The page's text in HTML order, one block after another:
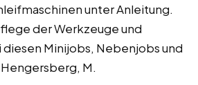
unter Anleitung.
der Werkzeuge und
diesen Minijobs, Nebenjobs und
M.